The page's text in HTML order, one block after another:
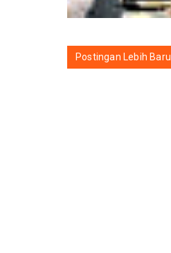
Postingan Lebih Baru